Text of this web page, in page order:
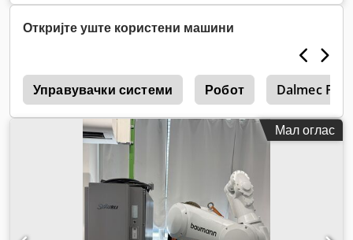
Откријте уште користени машини
Управувачки системи Робот Dalmec Prc
Мал оглас